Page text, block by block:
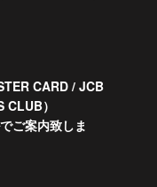
CARD / JCB
）
ご案内致しま